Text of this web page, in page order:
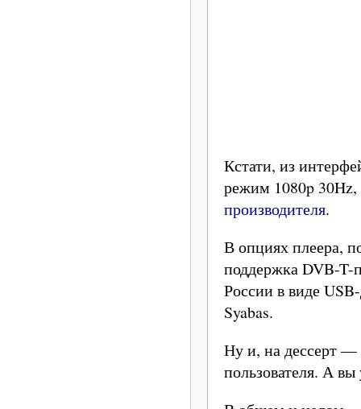
Кстати, из
режим 1080p 30Hz,
производителя.
В опциях плеера,
поддержка DVB-T-
России в виде
Syabas.
Ну и, на дессерт —
пользователя. А